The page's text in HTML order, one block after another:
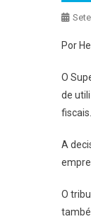
Por
O
de
fiscais.
A
O